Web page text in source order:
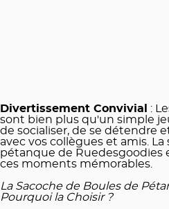
Divertissement Convivial
:
sont bien plus qu'un simple
de socialiser, de se détendre
avec vos collègues et amis.
pétanque de Ruedesgoodies
ces moments mémorables.
La Sacoche de Boules de
Pourquoi la Choisir ?